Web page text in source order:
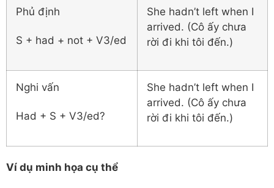
Phủ định
S + had + not + V3/ed
She hadn’t left when I
arrived. (Cô ấy chưa
rời đi khi tôi đến.)
Nghi vấn
Had + S + V3/ed?
She hadn’t left when I
arrived. (Cô ấy chưa
rời đi khi tôi đến.)
Ví dụ minh họa cụ thể